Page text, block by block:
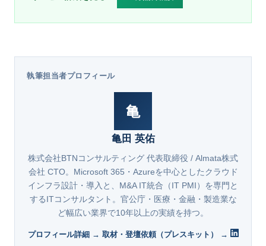
執筆担当者プロフィール
亀
亀田 英佑
株式会社BTNコンサルティング 代表取締役 / Almata株式
会社 CTO。Microsoft 365・Azureを中心としたクラウド
インフラ設計・導入と、M&A IT統合（IT PMI）を専門と
するITコンサルタント。官公庁・医療・金融・製造業な
ど幅広い業界で10年以上の実績を持つ。
プロフィール詳細 → 取材・登壇依頼（プレスキット） →